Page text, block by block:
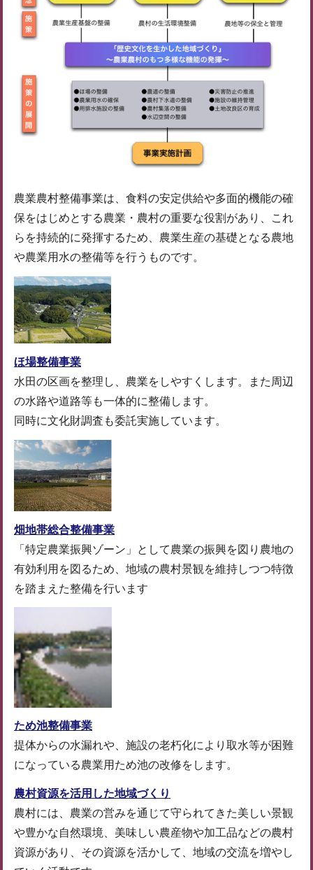
農業農村整備事業は、食料の安定供給や多面的機能の確
保をはじめとする農業・農村の重要な役割があり、これ
らを持続的に発揮するため、農業生産の基礎となる農地
や農業用水の整備等を行うものです。
ほ場整備事業
水田の区画を整理し、農業をしやすくします。また周辺
の水路や道路等も一体的に整備します。
同時に文化財調査も委託実施しています。
畑地帯総合整備事業
「特定農業振興ゾーン」として農業の振興を図り農地の
有効利用を図るため、地域の農村景観を維持しつつ特徴
を踏まえた整備を行います
ため池整備事業
提体からの水漏れや、施設の老朽化により取水等が困難
になっている農業用ため池の改修をします。
農村資源を活用した地域づくり
農村には、農業の営みを通じて守られてきた美しい景観
や豊かな自然環境、美味しい農産物や加工品などの農村
資源があり、その資源を活かして、地域の交流を増やし